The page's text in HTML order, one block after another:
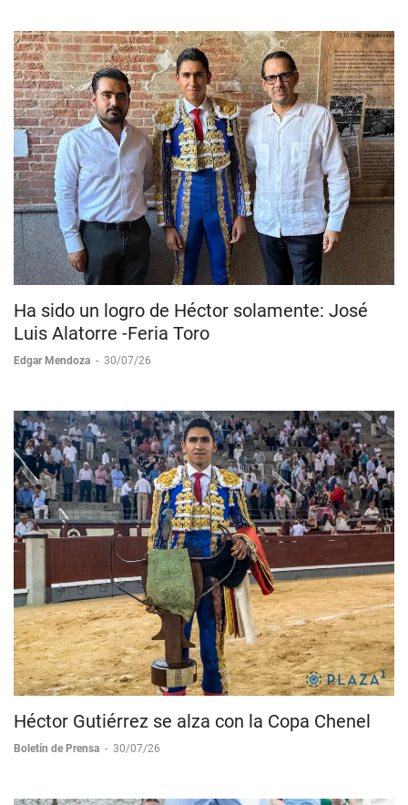
Ha sido un logro de Héctor solamente: José
Luis Alatorre -Feria Toro
Edgar Mendoza - 30/07/26
Héctor Gutiérrez se alza con la Copa Chenel
Boletín de Prensa - 30/07/26